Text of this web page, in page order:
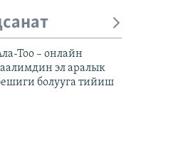
Тоо – онлайн
эл аралык
болууга тийиш